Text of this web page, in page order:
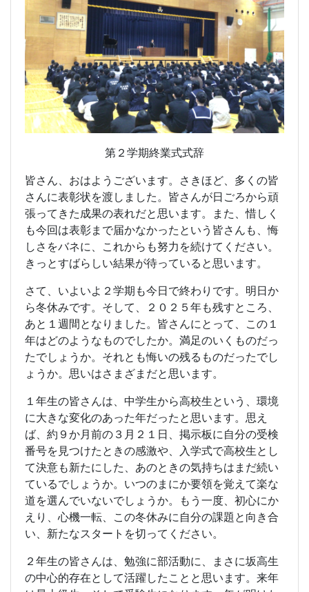
第２学期終業式式辞
皆さん、おはようございます。さきほど、多くの皆
さんに表彰状を渡しました。皆さんが日ごろから頑
張ってきた成果の表れだと思います。また、惜しく
も今回は表彰まで届かなかったという皆さんも、悔
しさをバネに、これからも努力を続けてください。
きっとすばらしい結果が待っていると思います。
さて、いよいよ２学期も今日で終わりです。明日か
ら冬休みです。そして、２０２５年も残すところ、
あと１週間となりました。皆さんにとって、この１
年はどのようなものでしたか。満足のいくものだっ
たでしょうか。それとも悔いの残るものだったでし
ょうか。思いはさまざまだと思います。
１年生の皆さんは、中学生から高校生という、環境
に大きな変化のあった年だったと思います。思え
ば、約９か月前の３月２１日、掲示板に自分の受検
番号を見つけたときの感激や、入学式で高校生とし
て決意も新たにした、あのときの気持ちはまだ続い
ているでしょうか。いつのまにか要領を覚えて楽な
道を選んでいないでしょうか。もう一度、初心にか
えり、心機一転、この冬休みに自分の課題と向き合
い、新たなスタートを切ってください。
２年生の皆さんは、勉強に部活動に、まさに坂高生
の中心的存在として活躍したことと思います。来年